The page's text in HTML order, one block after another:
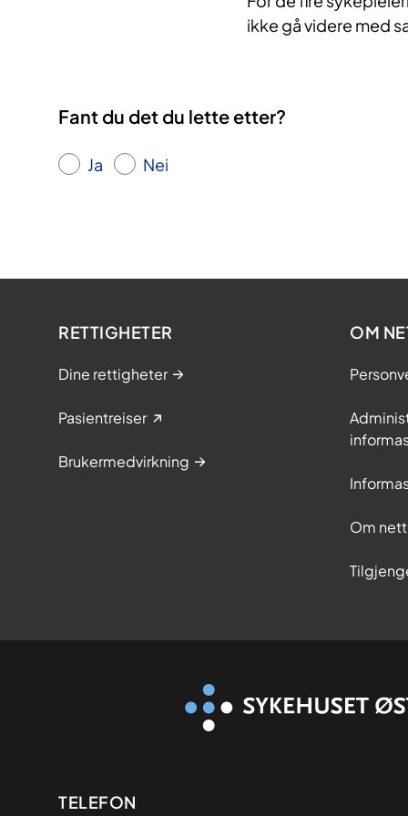
ikke gå videre med
Fant du det du lette etter?
Ja Nei
RETTIGHETER
Dine rettigheter
Pasientreiser
Brukermedvirkning
OM
Om
Kontaktinformasjon
TELEFON